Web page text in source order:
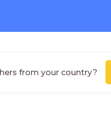
from your country?